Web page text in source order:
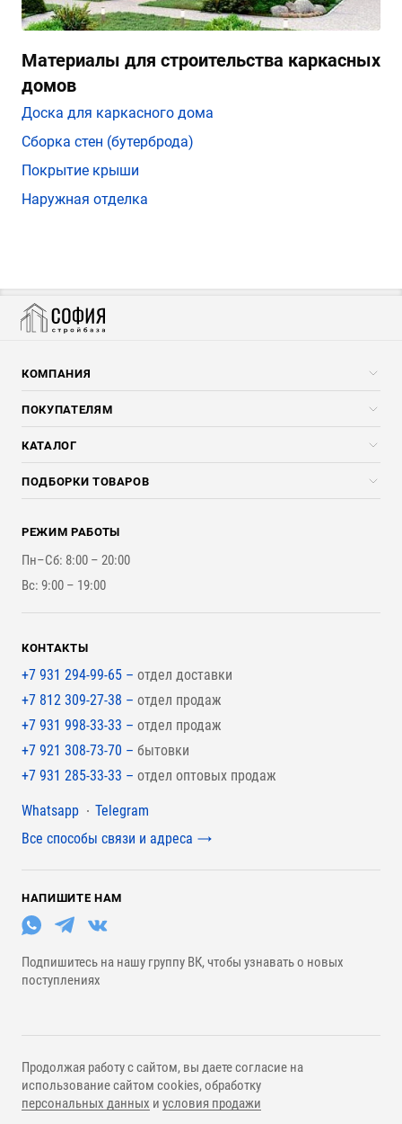
Материалы для строительства каркасных
домов
Доска для каркасного дома
Сборка стен (бутерброда)
Покрытие крыши
Наружная отделка
КОМПАНИЯ
Компания
Услуги
ПОКУПАТЕЛЯМ
Скидки стройкомпаниям
Доставка и разгрузка
Оплата и Возврат
Наши работы
КАТАЛОГ
Погонажные изделия
Брикеты, Дрова, Стружка
Стройматериалы
Инструменты
ПОДБОРКИ ТОВАРОВ
Для бутерброда стены
Для наружной отделки
Для покрытия крыши
РЕЖИМ РАБОТЫ
Пн–Сб: 8:00 – 20:00
Вс: 9:00 – 19:00
КОНТАКТЫ
+7 931 294-99-65 – отдел доставки
+7 812 309-27-38 – отдел продаж
+7 931 998-33-33 – отдел продаж
+7 921 308-73-70 – бытовки
+7 931 285-33-33 – отдел оптовых продаж
Мессенджеры
Whatsapp
Telegram
Все способы связи и адреса
НАПИШИТЕ НАМ
Подпишитесь на нашу группу ВК, чтобы узнавать о новых
поступлениях
Продолжая работу с сайтом, вы даете согласие на
использование сайтом cookies, обработку
персональных данных и условия продажи